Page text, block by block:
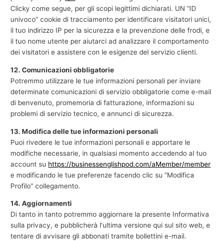
Clicky come segue, per gli scopi legittimi dichiarati. UN “ID
univoco” cookie di tracciamento per identificare visitatori unici,
il tuo indirizzo IP per la sicurezza e la prevenzione delle frodi, e
il tuo nome utente per aiutarci ad analizzare il comportamento
dei visitatori e assistere con le esigenze del servizio clienti.
12. Comunicazioni obbligatorie
Potremmo utilizzare le tue informazioni personali per inviare
determinate comunicazioni di servizio obbligatorie come e-mail
di benvenuto, promemoria di fatturazione, informazioni su
problemi di servizio tecnico, e annunci di sicurezza.
13. Modifica delle tue informazioni personali
Puoi rivedere le tue informazioni personali e apportare le
modifiche necessarie, in qualsiasi momento accedendo al tuo
account su https://businessenglishpod.com/aMember/member
e modificando le tue preferenze facendo clic su “Modifica
Profilo” collegamento.
14. Aggiornamenti
Di tanto in tanto potremmo aggiornare la presente Informativa
sulla privacy, e pubblicherà l'ultima versione qui sul sito web, e
tentare di avvisare gli abbonati tramite bollettini e-mail.